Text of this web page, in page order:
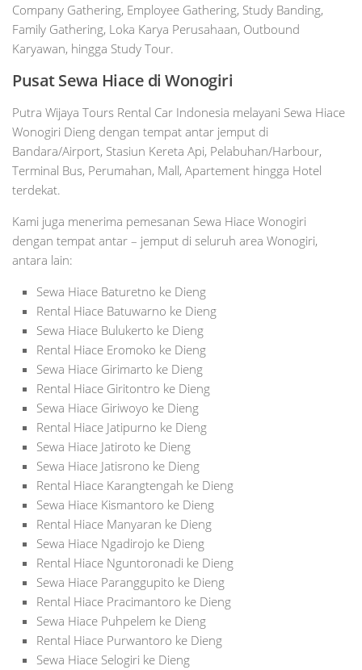
Company Gathering, Employee Gathering, Study Banding,
Family Gathering, Loka Karya Perusahaan, Outbound
Karyawan, hingga Study Tour.
Pusat Sewa Hiace di Wonogiri
Putra Wijaya Tours Rental Car Indonesia melayani Sewa Hiace
Wonogiri Dieng dengan tempat antar jemput di
Bandara/Airport, Stasiun Kereta Api, Pelabuhan/Harbour,
Terminal Bus, Perumahan, Mall, Apartement hingga Hotel
terdekat.
Kami juga menerima pemesanan Sewa Hiace Wonogiri
dengan tempat antar – jemput di seluruh area Wonogiri,
antara lain:
Sewa Hiace Baturetno ke Dieng
Rental Hiace Batuwarno ke Dieng
Sewa Hiace Bulukerto ke Dieng
Rental Hiace Eromoko ke Dieng
Sewa Hiace Girimarto ke Dieng
Rental Hiace Giritontro ke Dieng
Sewa Hiace Giriwoyo ke Dieng
Rental Hiace Jatipurno ke Dieng
Sewa Hiace Jatiroto ke Dieng
Sewa Hiace Jatisrono ke Dieng
Rental Hiace Karangtengah ke Dieng
Sewa Hiace Kismantoro ke Dieng
Rental Hiace Manyaran ke Dieng
Sewa Hiace Ngadirojo ke Dieng
Rental Hiace Nguntoronadi ke Dieng
Sewa Hiace Paranggupito ke Dieng
Rental Hiace Pracimantoro ke Dieng
Sewa Hiace Puhpelem ke Dieng
Rental Hiace Purwantoro ke Dieng
Sewa Hiace Selogiri ke Dieng